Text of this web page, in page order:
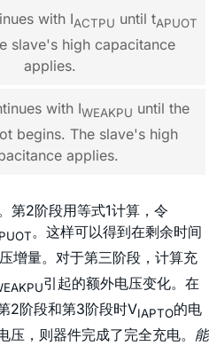
with IACTPU until tAPUOT
slave's high capacitance
applies.
with IWEAKPU until the
begins. The slave's high
applies.
第2阶段用等式1计算，令
。这样可以得到在剩余时间
增量。对于第三阶段，计算充
引起的额外电压变化。在
2阶段和第3阶段时VIAPTO的电
，则器件完成了完全充电。 能